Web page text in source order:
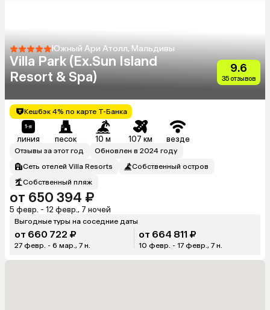
Южный Ари Атолл, Мальдивы
Villa Park (Ex.Sun Island
Resort & Spa)
9.6
35 отзывов
Кешбэк 4% по карте Т-Банка
линия песок 10 м 107 км везде
Отзывы за этот год
Обновлен в 2024 году
Сеть отелей Villa Resorts
Собственный остров
Собственный пляж
от 650 394 ₽
5 февр. - 12 февр., 7 ночей
Выгодные туры на соседние даты
от 660 722 ₽
27 февр. - 6 мар., 7 н.
от 664 811 ₽
10 февр. - 17 февр., 7 н.